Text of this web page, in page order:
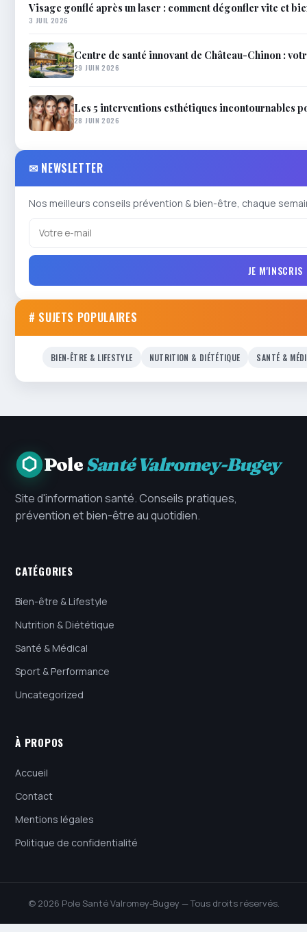
Visage gonflé après un laser : comment dégonfler vite et
3 JUIL 2026
Centre de santé innovant de Château-Chinon :
29 JUIN 2026
Les 5 interventions esthétiques incontournables
28 JUIN 2026
✉ NEWSLETTER
Nos meilleurs conseils prévention & bien-être, chaque
JE M'INSCRIS
# SUJETS POPULAIRES
BIEN-ÊTRE & LIFESTYLE NUTRITION & DIÉTÉTIQUE SANTÉ &
PoleSanté Valromey-Bugey
Site d'information santé. Conseils pratiques,
prévention et bien-être au quotidien.
CATÉGORIES
Bien-être & Lifestyle
Nutrition & Diététique
Santé & Médical
Sport & Performance
Uncategorized
À PROPOS
Accueil
Contact
Mentions légales
Politique de confidentialité
© 2026 Pole Santé Valromey-Bugey — Tous droits réservés.